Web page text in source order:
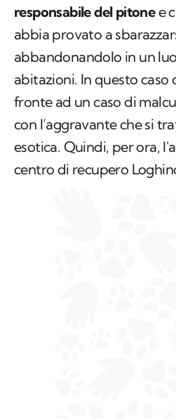
responsabile del pitonee
abbia provato a
abbandonandolo in un
abitazioni. In questo
fronte ad un caso di
con l’aggravante che si
esotica. Quindi, per ora,
centro di recupero